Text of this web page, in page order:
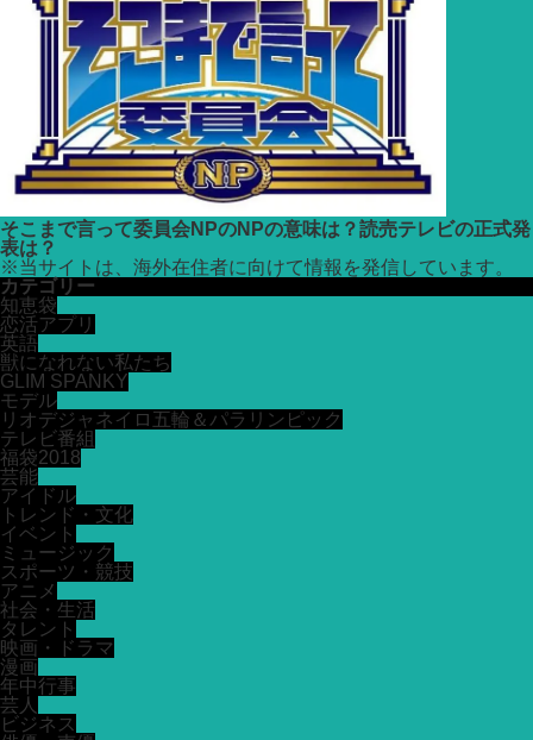
そこまで言って委員会NPのNPの意味は？読売テレビの正式発
表は？
※当サイトは、海外在住者に向けて情報を発信しています。
カテゴリー
知恵袋
恋活アプリ
英語
獣になれない私たち
GLIM SPANKY
モデル
リオデジャネイロ五輪＆パラリンピック
テレビ番組
福袋2018
芸能
アイドル
トレンド・文化
イベント
ミュージック
スポーツ・競技
アニメ
社会・生活
タレント
映画・ドラマ
漫画
年中行事
芸人
ビジネス